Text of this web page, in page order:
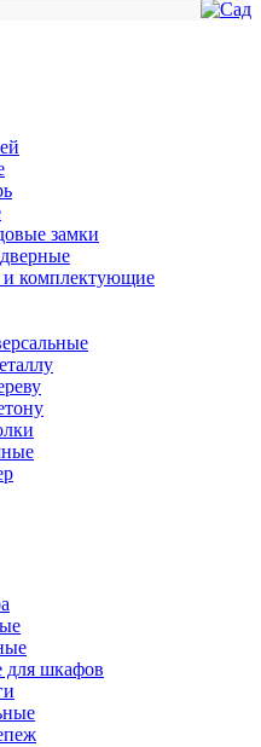
замки
и комплектующие
шкафов